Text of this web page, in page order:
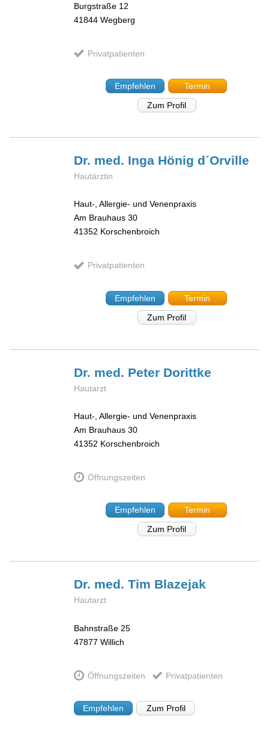
Burgstraße 12
41844 Wegberg
Privatpatienten
Empfehlen
Termin
Zum Profil
Dr. med. Inga Hönig d´Orville
Hautärztin
Haut-, Allergie- und Venenpraxis
Am Brauhaus 30
41352 Korschenbroich
Privatpatienten
Empfehlen
Termin
Zum Profil
Dr. med. Peter Dorittke
Hautarzt
Haut-, Allergie- und Venenpraxis
Am Brauhaus 30
41352 Korschenbroich
Öffnungszeiten
Empfehlen
Termin
Zum Profil
Dr. med. Tim Blazejak
Hautarzt
Bahnstraße 25
47877 Willich
Öffnungszeiten Privatpatienten
Empfehlen Zum Profil